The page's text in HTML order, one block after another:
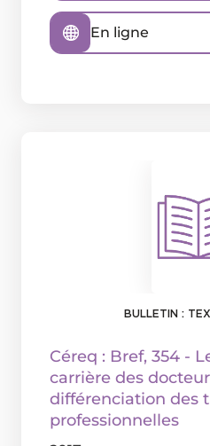
En ligne
BULLETIN :
Céreq : Bref, 354 -
carrière des
différenciation des
professionnelles